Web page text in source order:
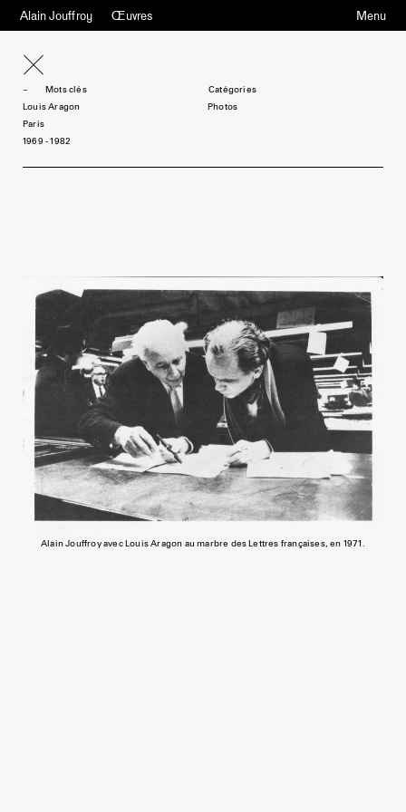
Alain Jouffroy Œuvres Menu
Mots clés
Louis Aragon
Paris
1969 - 1982
Photos
Alain Jouffroy avec Louis Aragon au marbre des Lettres françaises, en 1971.